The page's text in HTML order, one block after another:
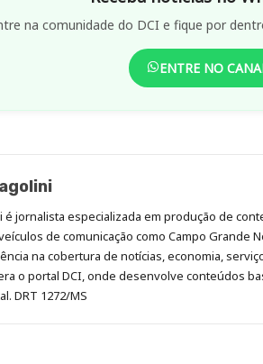
na comunidade do DCI e fique por
ENTRE NO
é jornalista especializada em produção de
de comunicação como Campo Grande
na cobertura de notícias, economia,
o portal DCI, onde desenvolve conteúdos
DRT 1272/MS